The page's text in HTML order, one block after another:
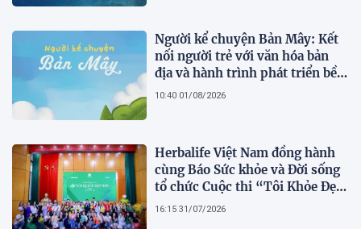
Người kể chuyện Bản Mây: Kết
nối người trẻ với văn hóa bản
địa và hành trình phát triển bền
vững tại Tả Lèng
10:40 01/08/2026
Herbalife Việt Nam đồng hành
cùng Báo Sức khỏe và Đời sống
tổ chức Cuộc thi “Tôi Khỏe Đẹp
Hơn” lần thứ 5 để khuyến khích
16:15 31/07/2026